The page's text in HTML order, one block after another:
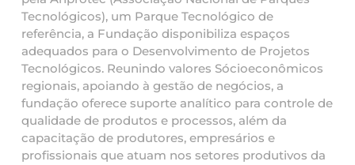
Tecnológicos), um Parque Tecnológico de
referência, a Fundação disponibiliza espaços
adequados para o Desenvolvimento de Projetos
Tecnológicos. Reunindo valores Sócioeconômicos
regionais, apoiando à gestão de negócios, a
fundação oferece suporte analítico para controle de
qualidade de produtos e processos, além da
capacitação de produtores, empresários e
profissionais que atuam nos setores produtivos da